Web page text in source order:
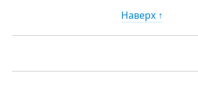
Наверх ↑